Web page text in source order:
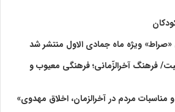
«صراط» ویژه ماه جمادی الاول منتشر شد
فرهنگ آخرالزّمانی؛ فرهنگی معیوب و
مردم در آخرالزمان، اخلاق مهدوی»